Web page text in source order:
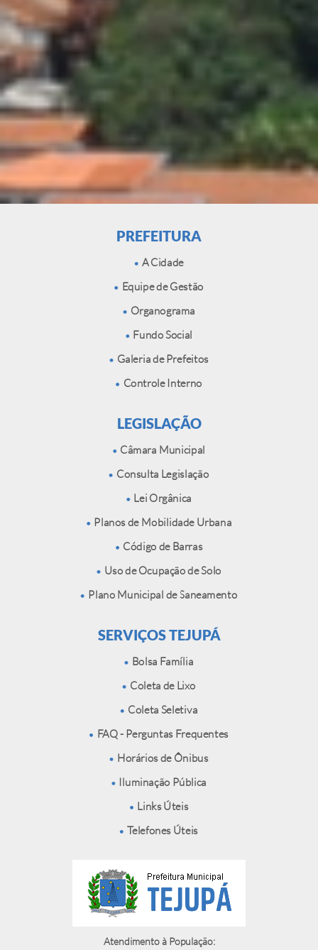
PREFEITURA
A Cidade
Equipe de Gestão
Organograma
Fundo Social
Galeria de Prefeitos
Controle Interno
LEGISLAÇÃO
Câmara Municipal
Consulta Legislação
Lei Orgânica
Planos de Mobilidade Urbana
Código de Barras
Uso de Ocupação de Solo
Plano Municipal de Saneamento
SERVIÇOS TEJUPÁ
Bolsa Família
Coleta de Lixo
Coleta Seletiva
FAQ - Perguntas Frequentes
Horários de Ônibus
Iluminação Pública
Links Úteis
Telefones Úteis
Atendimento à População: